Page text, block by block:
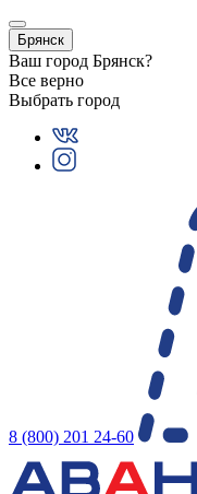
Брянск
Ваш город Брянск?
Все верно
Выбрать город
8 (800) 201 24-60